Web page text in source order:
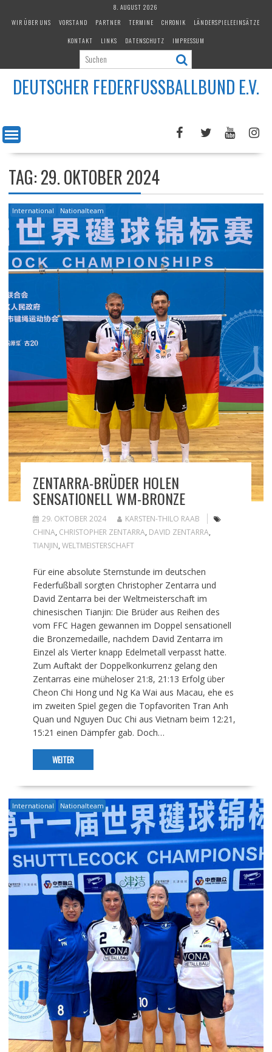
8. AUGUST 2026
WIR ÜBER UNS
VORSTAND PARTNER TERMINE CHRONIK
LÄNDERSPIELEEINSÄTZE
KONTAKT
LINKS DATENSCHUTZ IMPRESSUM
DEUTSCHER FEDERFUSSBALLBUND E.V.
TAG:29. OKTOBER 2024
International Nationalteam
ZENTARRA-BRÜDER HOLEN
SENSATIONELL WM-BRONZE
29. OKTOBER 2024
KARSTEN-THILO RAAB
CHINA, CHRISTOPHER ZENTARRA, DAVID ZENTARRA,
TIANJIN, WELTMEISTERSCHAFT
Für eine absolute Sternstunde im deutschen
Federfußball sorgten Christopher Zentarra und
David Zentarra bei der Weltmeisterschaft im
chinesischen Tianjin: Die Brüder aus Reihen des
vom FFC Hagen gewannen im Doppel sensationell
die Bronzemedaille, nachdem David Zentarra im
Einzel als Vierter knapp Edelmetall verpasst hatte.
Zum Auftakt der Doppelkonkurrenz gelang den
Zentarras eine müheloser 21:8, 21:13 Erfolg über
Cheon Chi Hong und Ng Ka Wai aus Macau, ehe es
im zweiten Spiel gegen die Topfavoriten Tran Anh
Quan und Nguyen Duc Chi aus Vietnam beim 12:21,
15:21 einen Dämpfer gab. Doch…
WEITER
International Nationalteam